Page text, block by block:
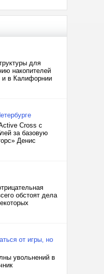
для
накопителей
и в Калифорнии
Cross с
за базовую
Денис
обстоят дела
от игры, но
увольнений в